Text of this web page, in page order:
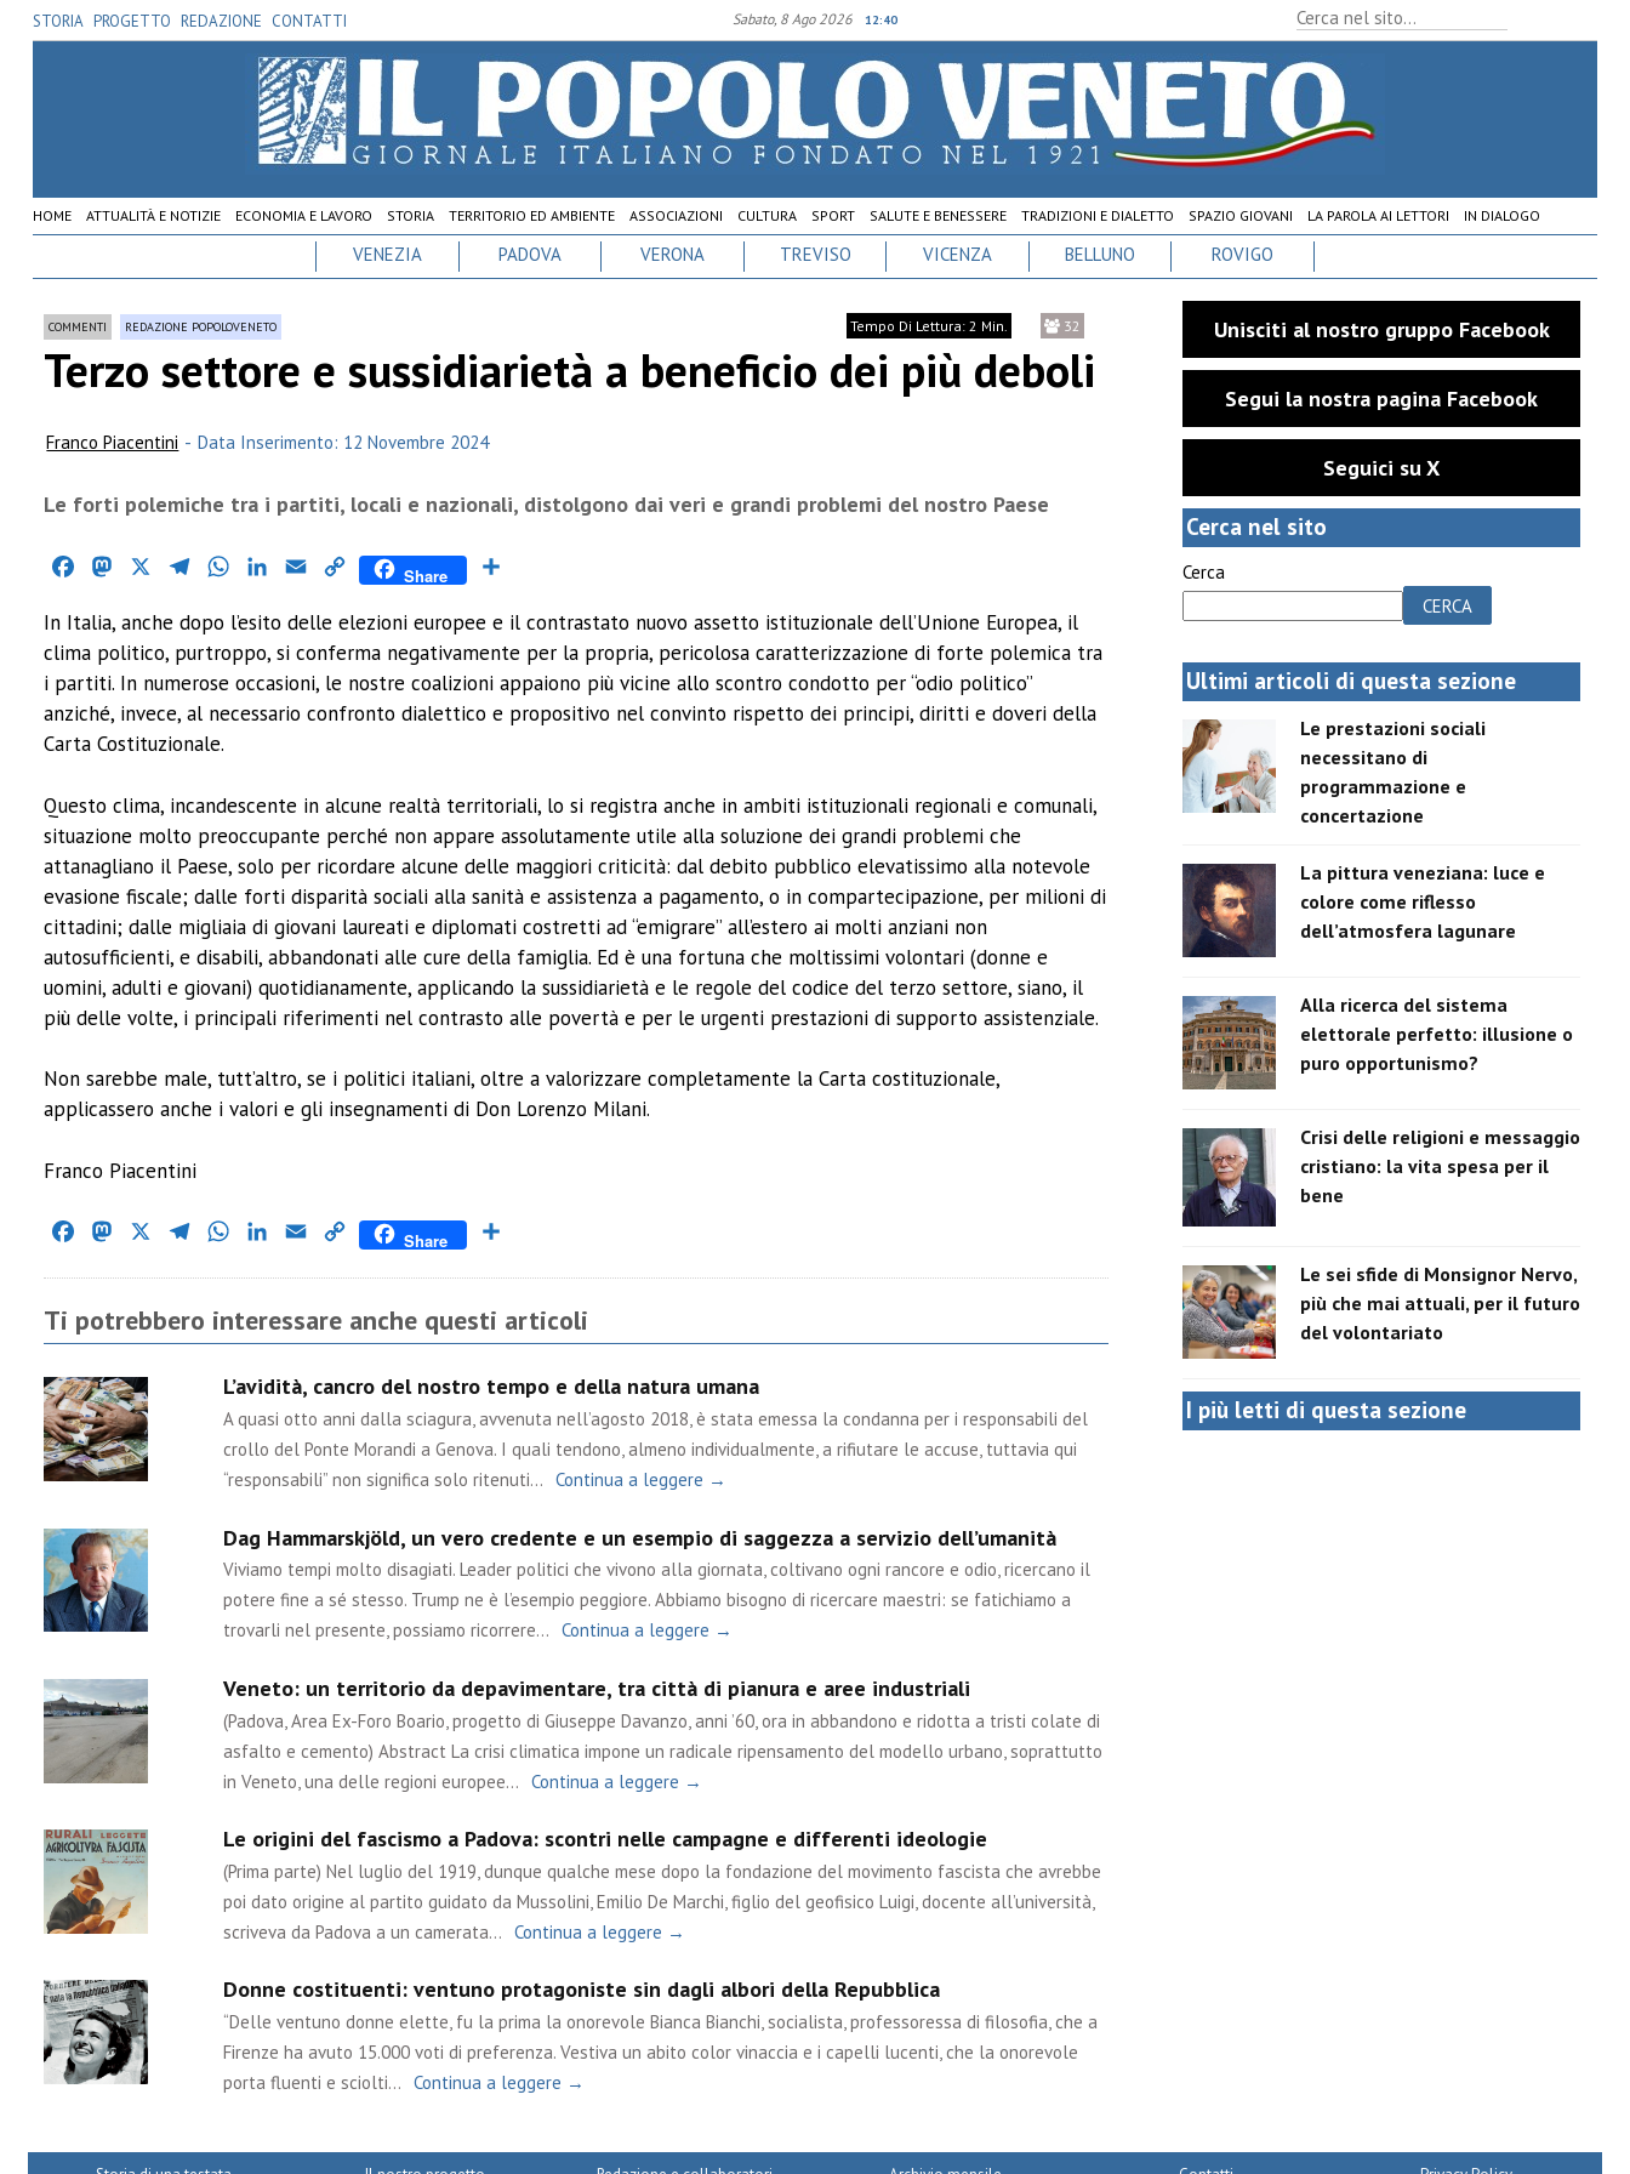
STORIA PROGETTO REDAZIONE CONTATTI Sabato, 8 Ago 2026 12:40
HOME ATTUALITÀ E NOTIZIE ECONOMIA E LAVORO STORIA TERRITORIO ED AMBIENTE ASSOCIAZIONI CULTURA SPORT SALUTE E BENESSERE TRADIZIONI E DIALETTO SPAZIO GIOVANI LA PAROLA AI LETTORI IN DIALOGO
VENEZIA PADOVA VERONA TREVISO VICENZA BELLUNO ROVIGO
COMMENTI REDAZIONE POPOLOVENETO Tempo Di Lettura: 2 Min. 32
Terzo settore e sussidiarietà a beneficio dei più deboli
Franco Piacentini - Data Inserimento: 12 Novembre 2024
Le forti polemiche tra i partiti, locali e nazionali, distolgono dai veri e grandi problemi del nostro Paese
FacebookMastodon TelegramWhatsAppLinkedIn
Email Copy
Share
In Italia, anche dopo l’esito delle elezioni europee e il contrastato nuovo assetto istituzionale dell’Unione Europea, il
clima politico, purtroppo, si conferma negativamente per la propria, pericolosa caratterizzazione di forte polemica tra
i partiti. In numerose occasioni, le nostre coalizioni appaiono più vicine allo scontro condotto per “odio politico”
anziché, invece, al necessario confronto dialettico e propositivo nel convinto rispetto dei principi, diritti e doveri della
Carta Costituzionale.
Questo clima, incandescente in alcune realtà territoriali, lo si registra anche in ambiti istituzionali regionali e comunali,
situazione molto preoccupante perché non appare assolutamente utile alla soluzione dei grandi problemi che
attanagliano il Paese, solo per ricordare alcune delle maggiori criticità: dal debito pubblico elevatissimo alla notevole
evasione fiscale; dalle forti disparità sociali alla sanità e assistenza a pagamento, o in compartecipazione, per milioni di
cittadini; dalle migliaia di giovani laureati e diplomati costretti ad “emigrare” all’estero ai molti anziani non
autosufficienti, e disabili, abbandonati alle cure della famiglia. Ed è una fortuna che moltissimi volontari (donne e
uomini, adulti e giovani) quotidianamente, applicando la sussidiarietà e le regole del codice del terzo settore, siano, il
più delle volte, i principali riferimenti nel contrasto alle povertà e per le urgenti prestazioni di supporto assistenziale.
Non sarebbe male, tutt’altro, se i politici italiani, oltre a valorizzare completamente la Carta costituzionale,
applicassero anche i valori e gli insegnamenti di Don Lorenzo Milani.
Franco Piacentini
FacebookMastodon TelegramWhatsAppLinkedIn
Email Copy
Share
Ti potrebbero interessare anche questi articoli
L’avidità, cancro del nostro tempo e della natura umana
A quasi otto anni dalla sciagura, avvenuta nell’agosto 2018, è stata emessa la condanna per i responsabili del
crollo del Ponte Morandi a Genova. I quali tendono, almeno individualmente, a rifiutare le accuse, tuttavia qui
“responsabili” non significa solo ritenuti… Continua a leggere →
Dag Hammarskjöld, un vero credente e un esempio di saggezza a servizio dell’umanità
Viviamo tempi molto disagiati. Leader politici che vivono alla giornata, coltivano ogni rancore e odio, ricercano il
potere fine a sé stesso. Trump ne è l’esempio peggiore. Abbiamo bisogno di ricercare maestri: se fatichiamo a
trovarli nel presente, possiamo ricorrere… Continua a leggere →
Veneto: un territorio da depavimentare, tra città di pianura e aree industriali
(Padova, Area Ex-Foro Boario, progetto di Giuseppe Davanzo, anni ’60, ora in abbandono e ridotta a tristi colate di
asfalto e cemento) Abstract La crisi climatica impone un radicale ripensamento del modello urbano, soprattutto
in Veneto, una delle regioni europee… Continua a leggere →
Le origini del fascismo a Padova: scontri nelle campagne e differenti ideologie
(Prima parte) Nel luglio del 1919, dunque qualche mese dopo la fondazione del movimento fascista che avrebbe
poi dato origine al partito guidato da Mussolini, Emilio De Marchi, figlio del geofisico Luigi, docente all’università,
scriveva da Padova a un camerata… Continua a leggere →
Donne costituenti: ventuno protagoniste sin dagli albori della Repubblica
“Delle ventuno donne elette, fu la prima la onorevole Bianca Bianchi, socialista, professoressa di filosofia, che a
Firenze ha avuto 15.000 voti di preferenza. Vestiva un abito color vinaccia e i capelli lucenti, che la onorevole
porta fluenti e sciolti… Continua a leggere →
Unisciti al nostro gruppo Facebook
Segui la nostra pagina Facebook
Seguici su X
Cerca nel sito
Cerca
CERCA
Ultimi articoli di questa sezione
Le prestazioni sociali
necessitano di
programmazione e
concertazione
La pittura veneziana: luce e
colore come riflesso
dell’atmosfera lagunare
Alla ricerca del sistema
elettorale perfetto: illusione o
puro opportunismo?
Crisi delle religioni e messaggio
cristiano: la vita spesa per il
bene
Le sei sfide di Monsignor Nervo,
più che mai attuali, per il futuro
del volontariato
I più letti di questa sezione